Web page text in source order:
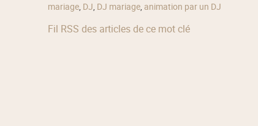
mariage, DJ, DJ mariage, animation par un DJ
Fil RSS des articles de ce mot clé